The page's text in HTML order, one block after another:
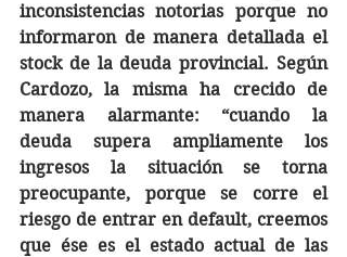
inconsistencias notorias porque no
informaron de manera detallada el
stock de la deuda provincial. Según
Cardozo, la misma ha crecido de
manera alarmante: “cuando la
deuda supera ampliamente los
ingresos la situación se torna
preocupante, porque se corre el
riesgo de entrar en default, creemos
que ése es el estado actual de las